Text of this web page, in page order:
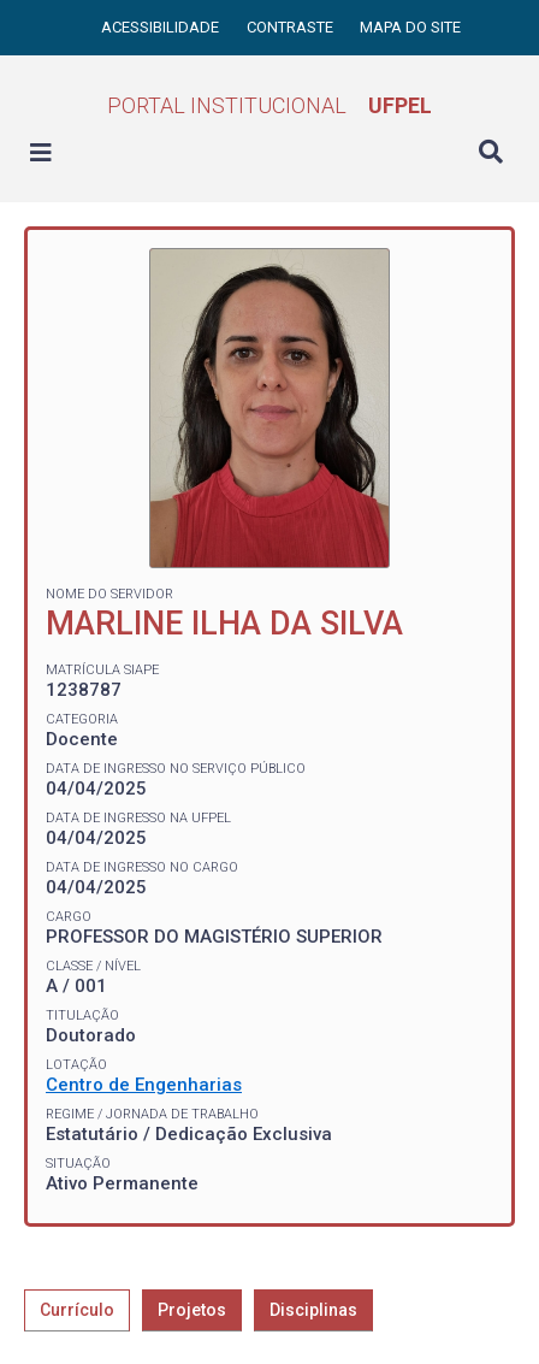
ACESSIBILIDADE CONTRASTE MAPA DO SITE
PORTAL INSTITUCIONAL UFPEL
NOME DO SERVIDOR
MARLINE ILHA DA SILVA
MATRÍCULA SIAPE
1238787
CATEGORIA
Docente
DATA DE INGRESSO NO SERVIÇO PÚBLICO
04/04/2025
DATA DE INGRESSO NA UFPEL
04/04/2025
DATA DE INGRESSO NO CARGO
04/04/2025
CARGO
PROFESSOR DO MAGISTÉRIO SUPERIOR
CLASSE / NÍVEL
A / 001
TITULAÇÃO
Doutorado
LOTAÇÃO
Centro de Engenharias
REGIME / JORNADA DE TRABALHO
Estatutário / Dedicação Exclusiva
SITUAÇÃO
Ativo Permanente
Currículo Projetos Disciplinas